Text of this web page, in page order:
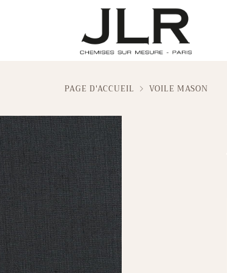
PAGE D'ACCUEIL VOILE MASON